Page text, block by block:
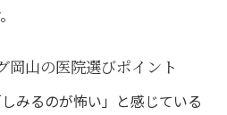
岡山の医院選びポイント
みるのが怖い」と感じている